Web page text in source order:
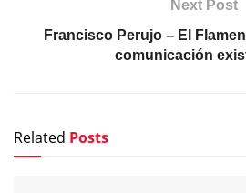
Fotografías y vídeos de la tercera